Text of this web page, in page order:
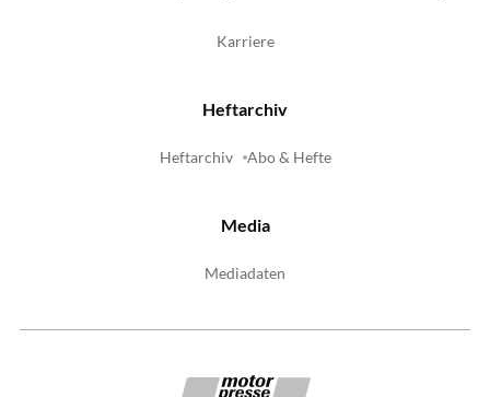
Karriere
Heftarchiv
Heftarchiv Abo & Hefte
Media
Mediadaten